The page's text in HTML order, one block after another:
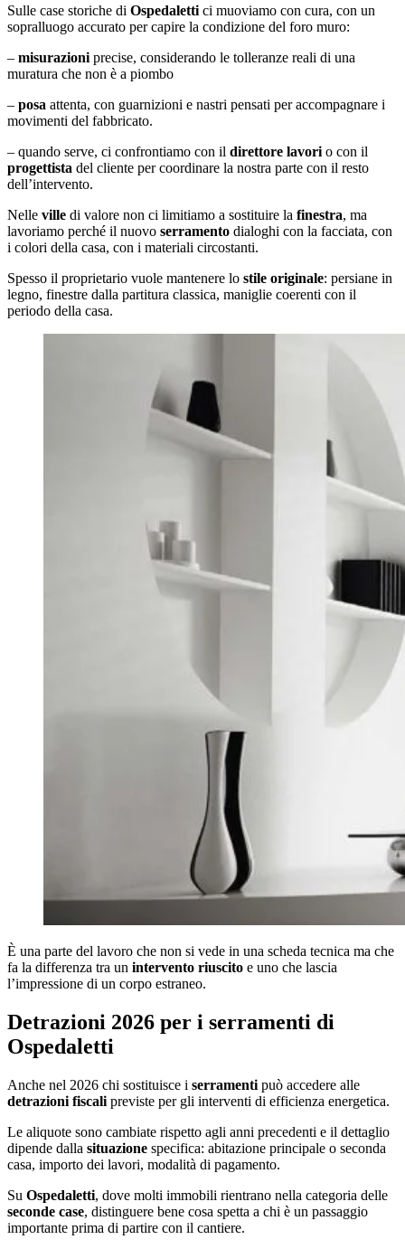
Sulle case storiche di Ospedaletti ci muoviamo con cura, con un
sopralluogo accurato per capire la condizione del foro muro:
– misurazioni precise, considerando le tolleranze reali di una
muratura che non è a piombo
– posa attenta, con guarnizioni e nastri pensati per accompagnare i
movimenti del fabbricato.
– quando serve, ci confrontiamo con il direttore lavori o con il
progettista del cliente per coordinare la nostra parte con il resto
dell’intervento.
Nelle ville di valore non ci limitiamo a sostituire la finestra, ma
lavoriamo perché il nuovo serramento dialoghi con la facciata, con
i colori della casa, con i materiali circostanti.
Spesso il proprietario vuole mantenere lo stile originale: persiane in
legno, finestre dalla partitura classica, maniglie coerenti con il
periodo della casa.
È una parte del lavoro che non si vede in una scheda tecnica ma che
fa la differenza tra un intervento riuscito e uno che lascia
l’impressione di un corpo estraneo.
Detrazioni 2026 per i serramenti di
Ospedaletti
Anche nel 2026 chi sostituisce i serramenti può accedere alle
detrazioni fiscali previste per gli interventi di efficienza energetica.
Le aliquote sono cambiate rispetto agli anni precedenti e il dettaglio
dipende dalla situazione specifica: abitazione principale o seconda
casa, importo dei lavori, modalità di pagamento.
Su Ospedaletti, dove molti immobili rientrano nella categoria delle
seconde case, distinguere bene cosa spetta a chi è un passaggio
importante prima di partire con il cantiere.